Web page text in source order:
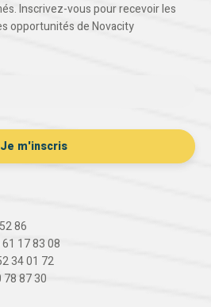
Inscrivez-vous pour recevoir les
opportunités de Novacity
86
17 83 08
34 01 72
78 87 30